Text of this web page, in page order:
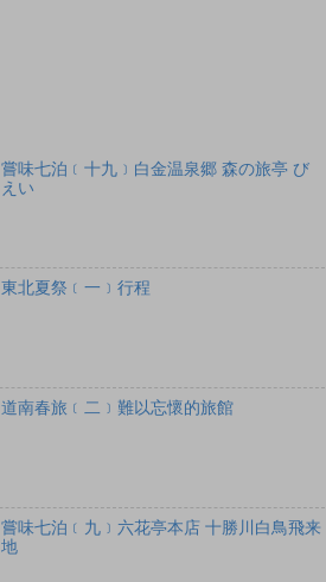
嘗味七泊﹝十九﹞白金温泉郷 森の旅亭 び
えい
東北夏祭﹝一﹞行程
道南春旅﹝二﹞難以忘懷的旅館
嘗味七泊﹝九﹞六花亭本店 十勝川白鳥飛来
地